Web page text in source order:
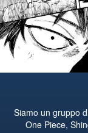
Siamo un gruppo
One Piece,